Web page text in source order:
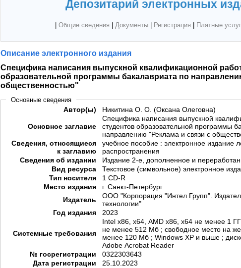
Депозитарий электронных
Общие сведения Документы| Регистрация Платные
Описание электронного издания
Специфика написания выпускной квалификационной
образовательной программы бакалавриата по
общественностью"
Основные сведения
Автор(ы) Никитина О. О. (Оксана Олеговна)
Основное заглавие
Специфика написания выпускной
студентов образовательной программы
направлению "Реклама и связи с
Сведения, относящиеся
к заглавию
учебное пособие : электронное издание
распространения
Сведения об издании
Издание 2-е, дополненное и
Вид ресурса
Текстовое (символьное) электронное
Тип носителя
1 CD-R
Место издания
г. Санкт-Петербург
Издатель
ООО "Корпорация "Интел Групп".
технологии"
Год издания
2023
Системные требования
Intel х86, х64, AMD х86, х64 не менее 1
не менее 512 Мб ; свободное место на
менее 120 Мб ; Windows XP и выше ;
Adobe Acrobat Reader
№ госрегистрации
0322303643
Дата регистрации
25.10.2023